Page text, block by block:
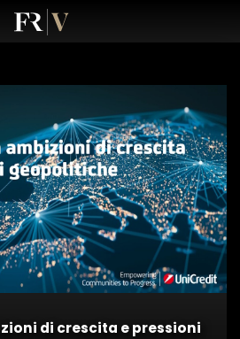
di crescita e pressioni